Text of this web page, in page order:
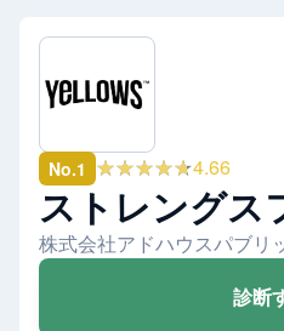
No.1 ★★★★★4.66
ストレングス
株式会社アドハウスパブリ
診断